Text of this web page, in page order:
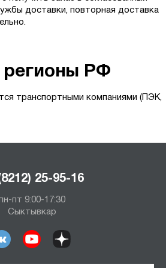
доставки, повторная доставка
регионы РФ
транспортными компаниями (ПЭК,
25-95-16
пт 9:00-17:30
Сыктывкар